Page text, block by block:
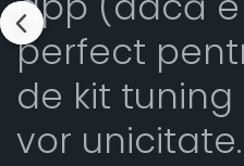
perfect
de kit
vor unicitate.